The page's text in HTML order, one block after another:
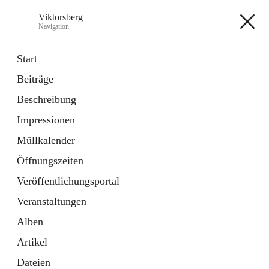
Viktorsberg
Navigation
Start
Beiträge
Beschreibung
Impressionen
Müllkalender
Öffnungszeiten
Veröffentlichungsportal
Veranstaltungen
Alben
Artikel
Dateien
1 Schnellzugriff
Bürgerservice
10 Schnellzugriffe